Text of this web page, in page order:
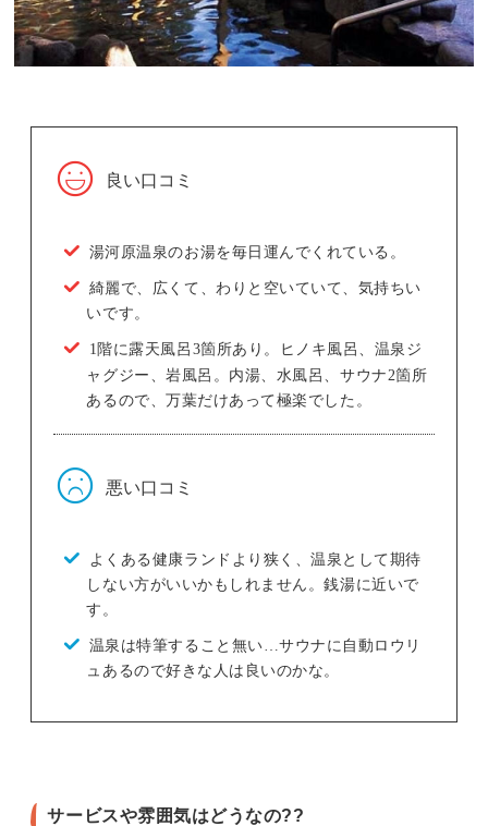
良い口コミ
湯河原温泉のお湯を毎日運んでくれている。
綺麗で、広くて、わりと空いていて、気持ちい
いです。
1階に露天風呂3箇所あり。ヒノキ風呂、温泉ジ
ャグジー、岩風呂。内湯、水風呂、サウナ2箇所
あるので、万葉だけあって極楽でした。
悪い口コミ
よくある健康ランドより狭く、温泉として期待
しない方がいいかもしれません。銭湯に近いで
す。
温泉は特筆すること無い…サウナに自動ロウリ
ュあるので好きな人は良いのかな。
サービスや雰囲気はどうなの??